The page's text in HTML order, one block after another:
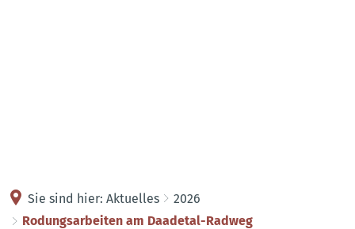
Sie sind hier: Aktuelles
2026
Rodungsarbeiten am Daadetal-Radweg